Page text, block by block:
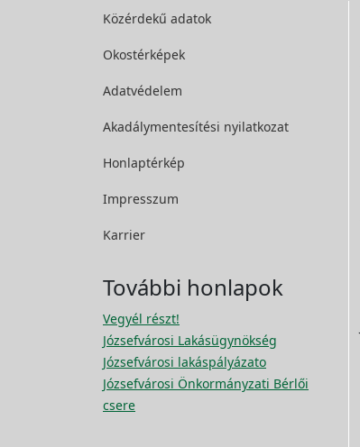
Közérdekű adatok
Okostérképek
Adatvédelem
Akadálymentesítési nyilatkozat
Honlaptérkép
Impresszum
Karrier
További honlapok
Vegyél részt!
Józsefvárosi Lakásügynökség
Józsefvárosi lakáspályázato
Józsefvárosi Önkormányzati Bérlői
csere